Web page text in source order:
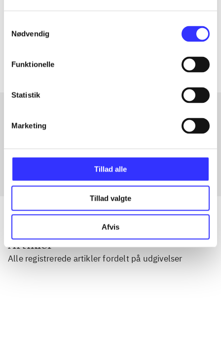
Nødvendig
Funktionelle
Statistik
Marketing
Tillad alle
Tillad valgte
Afvis
Artikler med samme emner
Artikler
Alle registrerede artikler fordelt på udgivelser